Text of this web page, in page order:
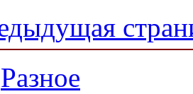
Разное